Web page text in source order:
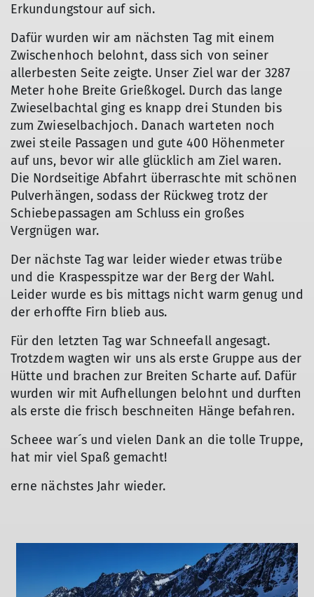
Erkundungstour auf sich.
Dafür wurden wir am nächsten Tag mit einem
Zwischenhoch belohnt, dass sich von seiner
allerbesten Seite zeigte. Unser Ziel war der 3287
Meter hohe Breite Grießkogel. Durch das lange
Zwieselbachtal ging es knapp drei Stunden bis
zum Zwieselbachjoch. Danach warteten noch
zwei steile Passagen und gute 400 Höhenmeter
auf uns, bevor wir alle glücklich am Ziel waren.
Die Nordseitige Abfahrt überraschte mit schönen
Pulverhängen, sodass der Rückweg trotz der
Schiebepassagen am Schluss ein großes
Vergnügen war.
Der nächste Tag war leider wieder etwas trübe
und die Kraspesspitze war der Berg der Wahl.
Leider wurde es bis mittags nicht warm genug und
der erhoffte Firn blieb aus.
Für den letzten Tag war Schneefall angesagt.
Trotzdem wagten wir uns als erste Gruppe aus der
Hütte und brachen zur Breiten Scharte auf. Dafür
wurden wir mit Aufhellungen belohnt und durften
als erste die frisch beschneiten Hänge befahren.
Scheee war´s und vielen Dank an die tolle Truppe,
hat mir viel Spaß gemacht!
erne nächstes Jahr wieder.
© Thomas Nägele